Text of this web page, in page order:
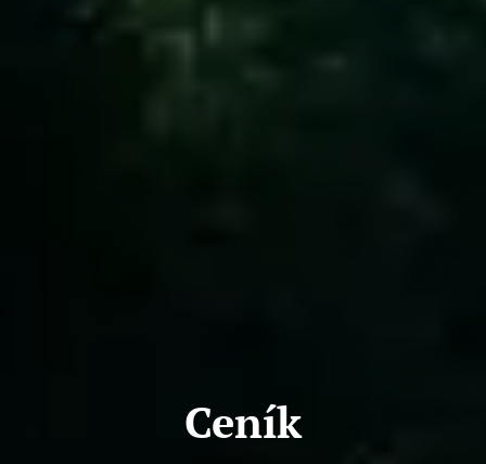
Ceník